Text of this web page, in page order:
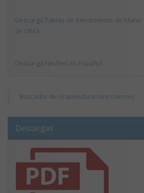
Descarga Tablas de Rendimiento de Mano
de Obra
Descarga Neufert en Español
Buscador de Arquitectura (arq.com.mx)
Descargas